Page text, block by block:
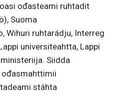
ođasteami ruhtadit
Suoma
Wihuri ruhtarádju, Interreg
universiteahtta, Lappi
Siidda
ođasmahttimii
stáhta